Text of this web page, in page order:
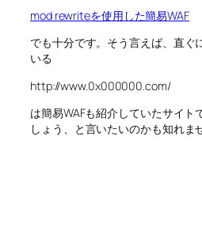
mod rewriteを使用した簡易WAF
でも十分です。そう言えば、直ぐ
いる
http://www.0x000000.com/
は簡易WAFも紹介していたサイト
しょう、と言いたいのかも知れま